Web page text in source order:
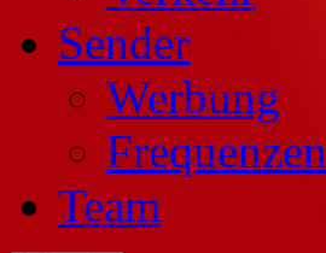
Sender
Werbung
Frequenzen
Team